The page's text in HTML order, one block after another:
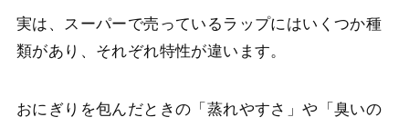
実は、スーパーで売っているラップにはいくつか種
類があり、それぞれ特性が違います。
おにぎりを包んだときの「蒸れやすさ」や「臭いの